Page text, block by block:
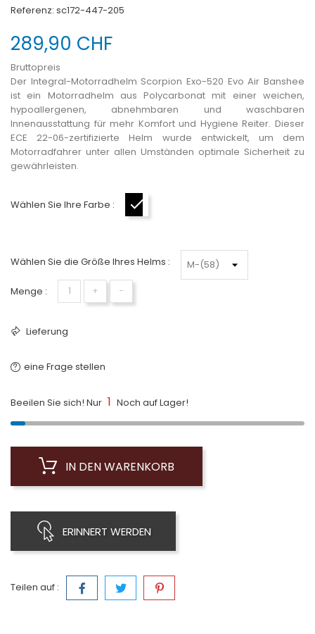
Referenz: sc172-447-205
289,90 CHF
Bruttopreis
Der Integral-Motorradhelm Scorpion Exo-520 Evo Air Banshee
ist ein Motorradhelm aus Polycarbonat mit einer weichen,
hypoallergenen, abnehmbaren und waschbaren
Innenausstattung für mehr Komfort und Hygiene Reiter. Dieser
ECE 22-06-zertifizierte Helm wurde entwickelt, um dem
Motorradfahrer unter allen Umständen optimale Sicherheit zu
gewährleisten.
Wählen Sie Ihre Farbe :
Wählen Sie die Größe Ihres Helms :
Menge : + −
Lieferung
eine Frage stellen
Beeilen Sie sich! Nur 1 Noch auf Lager!
IN DEN WARENKORB
ERINNERT WERDEN
Teilen auf :